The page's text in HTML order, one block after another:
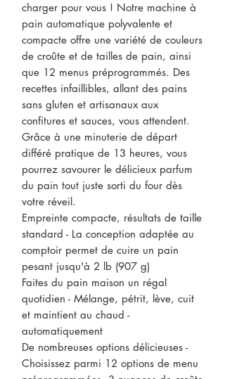
charger pour vous ! Notre machine à
pain automatique polyvalente et
compacte offre une variété de couleurs
de croûte et de tailles de pain, ainsi
que 12 menus préprogrammés. Des
recettes infaillibles, allant des pains
sans gluten et artisanaux aux
confitures et sauces, vous attendent.
Grâce à une minuterie de départ
différé pratique de 13 heures, vous
pourrez savourer le délicieux parfum
du pain tout juste sorti du four dès
votre réveil.
Empreinte compacte, résultats de taille
standard - La conception adaptée au
comptoir permet de cuire un pain
pesant jusqu'à 2 lb (907 g)
Faites du pain maison un régal
quotidien - Mélange, pétrit, lève, cuit
et maintient au chaud -
automatiquement
De nombreuses options délicieuses -
Choisissez parmi 12 options de menu